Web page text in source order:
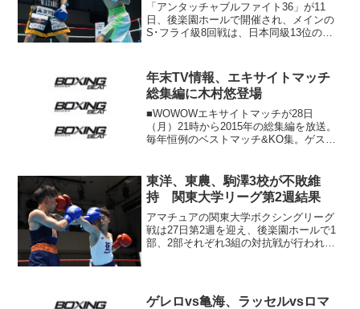
「アンタッチャブルファイト36」が11
日、後楽園ホールで開催され、メインの
S･フライ級8回戦は、日本同級13位の比
た。右ストレートを決める比連﨑（右）
◇S･フラ...
年末TV情報、エキサイトマッチ
総集編に木村悠登場
■WOWOWエキサイトマッチが28日
（月）21時から2015年の総集編を放送。
毎年恒例のベストマッチ&KO集。ゲスト
日、仙台で開催された「TOUCH!
WOWOW...
東洋、東農、駒澤3校が不敗維
持 関東大学リーグ第2週結果
アマチュアの関東大学ボクシングリーグ
戦は27日第2週を迎え、後楽園ホールで1
部、2部それぞれ3組の対抗戦が行われ
東洋大は日本大...
ゲレロvs亀海、ラッセルvsロマ